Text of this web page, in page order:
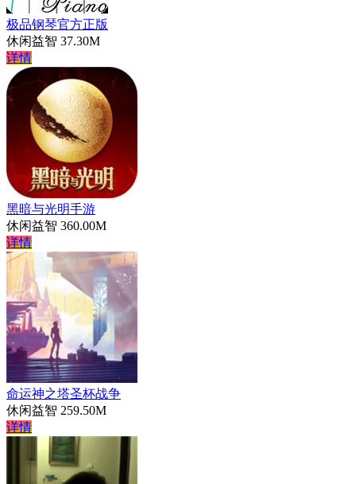
极品钢琴官方正版
休闲益智 37.30M
详情
黑暗与光明手游
休闲益智 360.00M
详情
命运神之塔圣杯战争
休闲益智 259.50M
详情